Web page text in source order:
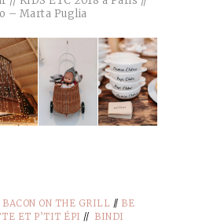
– Marta Puglia
BACON ON THE GRILL // BE
ET P’TIT ÉPI // BINDI